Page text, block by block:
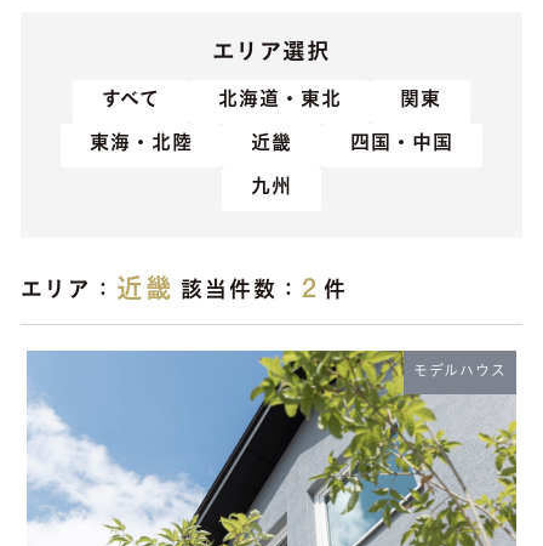
エリア選択
すべて 北海道・東北 関東
東海・北陸 近畿 四国・中国
九州
エリア： 近畿 該当件数： 2 件
モデルハウス